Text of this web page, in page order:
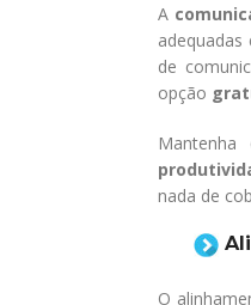
A
de
opção
nada de
O